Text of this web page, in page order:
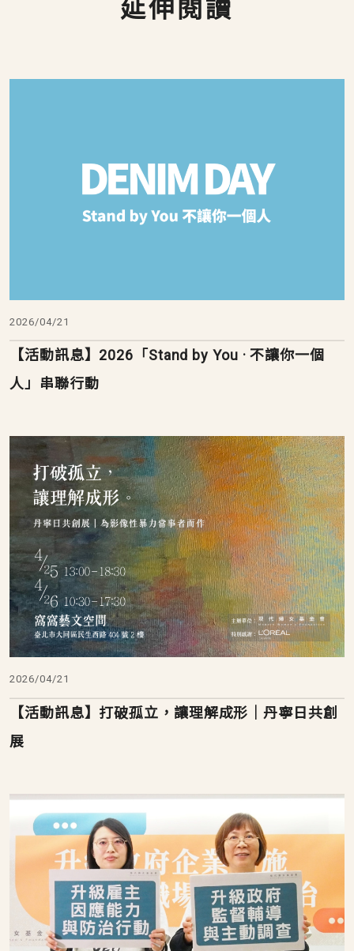
延伸閱讀
2026/04/21
【活動訊息】2026「Stand by You · 不讓你一個
人」串聯行動
2026/04/21
【活動訊息】打破孤立，讓理解成形｜丹寧日共創
展